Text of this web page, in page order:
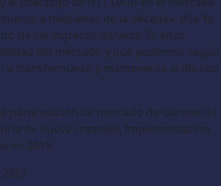
a mediados de la década», dijo Yo
de los ingresos durante 32 años
del mercado y que podemos seguir
a transformarse y mantenerse al día con
participación de mercado de Gartner. El
de nueva creación, Implementación
en 2019.